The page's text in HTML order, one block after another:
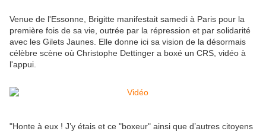
Venue de l'Essonne, Brigitte manifestait samedi à Paris pour la
première fois de sa vie, outrée par la répression et par solidarité
avec les Gilets Jaunes. Elle donne ici sa vision de la désormais
célèbre scène où Christophe Dettinger a boxé un CRS, vidéo à
l'appui.
"Honte à eux ! J’y étais et ce "boxeur" ainsi que d’autres citoyens